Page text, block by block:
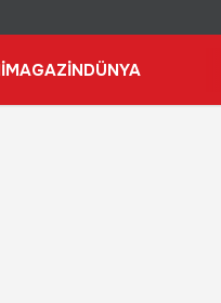
MAGAZİNDÜNYA